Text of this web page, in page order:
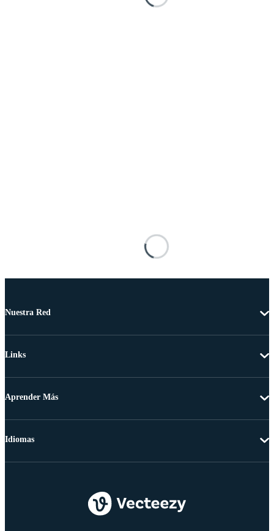
Nuestra Red
Links
Aprender Más
Idiomas